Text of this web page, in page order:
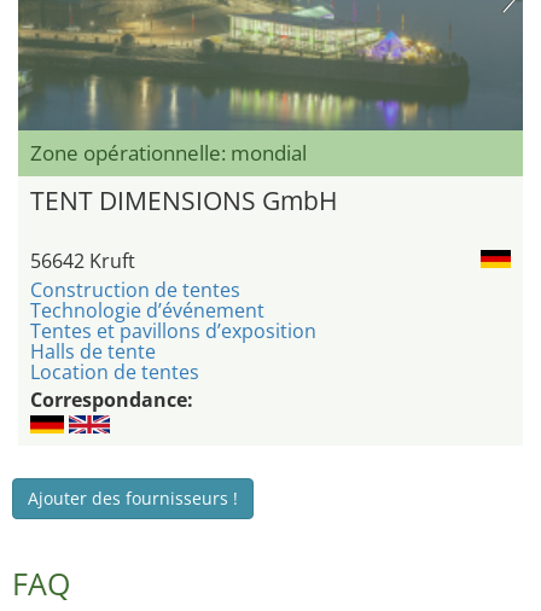
Zone opérationnelle: mondial
TENT DIMENSIONS GmbH
56642 Kruft
Construction de tentes
Technologie d’événement
Tentes et pavillons d’exposition
Halls de tente
Location de tentes
Correspondance:
Ajouter des fournisseurs !
FAQ